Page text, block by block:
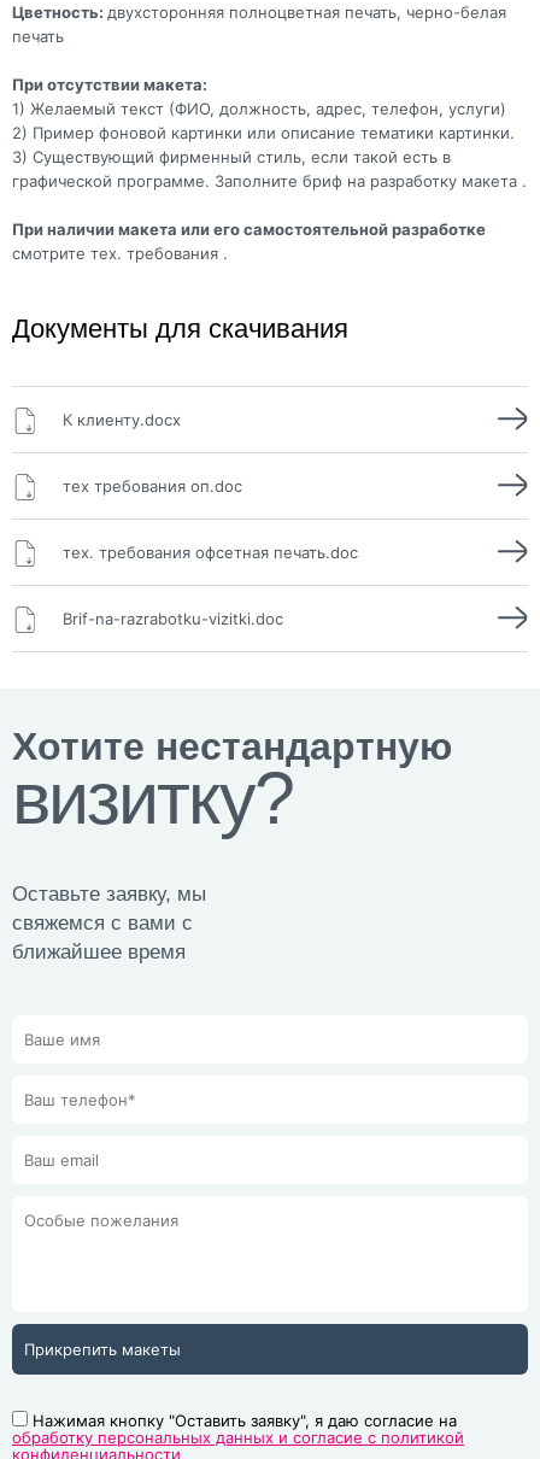
Цветность: двухсторонняя полноцветная печать, черно-белая
печать
При отсутствии макета:
1) Желаемый текст (ФИО, должность, адрес, телефон, услуги)
2) Пример фоновой картинки или описание тематики картинки.
3) Существующий фирменный стиль, если такой есть в
графической программе. Заполните бриф на разработку макета .
При наличии макета или его самостоятельной разработке
смотрите тех. требования .
Документы для скачивания
К клиенту.docx
тех требования оп.doc
тех. требования офсетная печать.doc
Brif-na-razrabotku-vizitki.doc
Хотите нестандартную
визитку?
Оставьте заявку, мы
свяжемся с вами с
ближайшее время
Прикрепить макеты
Нажимая кнопку "Оставить заявку", я даю согласие на
обработку персональных данных и согласие с политикой
конфиденциальности